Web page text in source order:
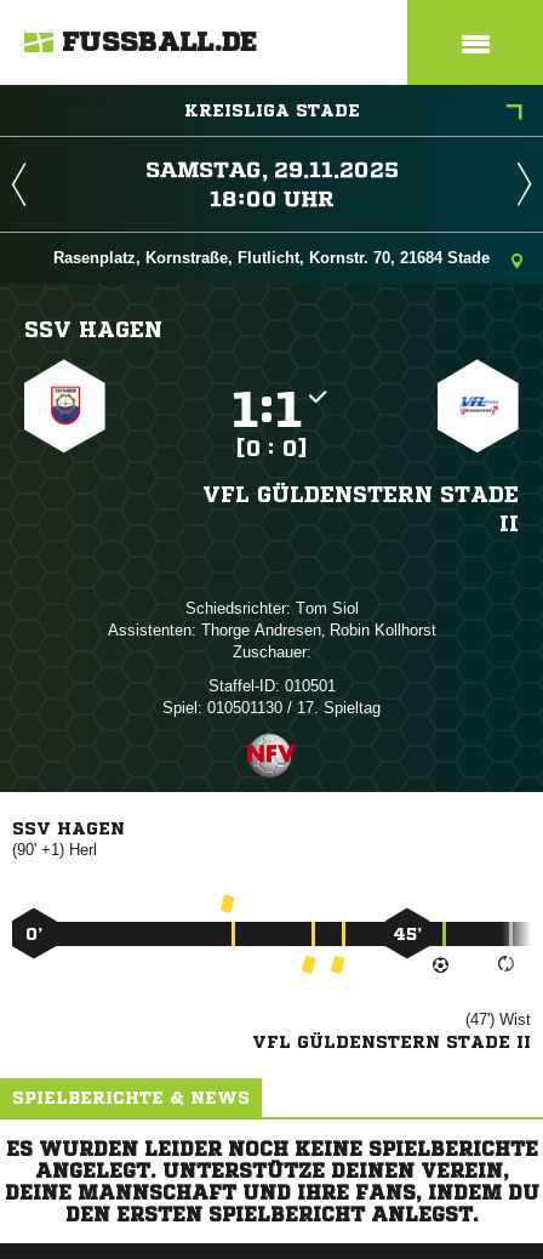
FUSSBALL.DE
KREISLIGA STADE
 
 
Rasenplatz, Kornstraße, Flutlicht, Kornstr. 70, 21684 Stade
SSV HAGEN
:
[0 : 0]
VFL GÜLDENSTERN STADE
II
Schiedsrichter:  
Assistenten:  ,  
Zuschauer:
Staffel-ID: 010501
Spiel: 010501130 / 17. Spieltag
SSV HAGEN
(90' +1) 
0’ 45’
(47') 
VFL GÜLDENSTERN STADE II
SPIELBERICHTE & NEWS
ES WURDEN LEIDER NOCH KEINE SPIELBERICHTE
ANGELEGT. UNTERSTÜTZE DEINEN VEREIN,
DEINE MANNSCHAFT UND IHRE FANS, INDEM DU
DEN ERSTEN SPIELBERICHT ANLEGST.